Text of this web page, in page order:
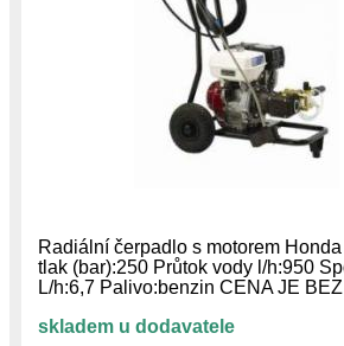
Radiální čerpadlo s motorem
tlak (bar):250 Průtok vody l/h:950
L/h:6,7 Palivo:benzin CENA JE
skladem u dodavatele